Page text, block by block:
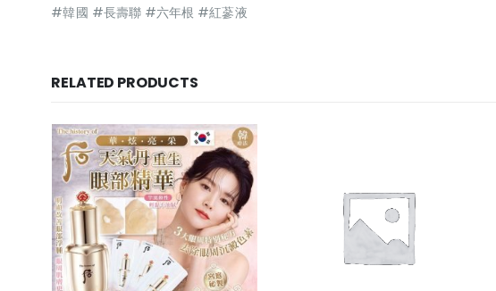
#韓國 #長壽聯 #六年根 #紅蔘液
RELATED PRODUCTS